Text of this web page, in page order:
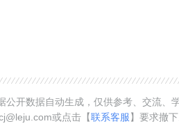
公开数据自动生成，仅供参考、交流、
或点击【联系客服】要求撤